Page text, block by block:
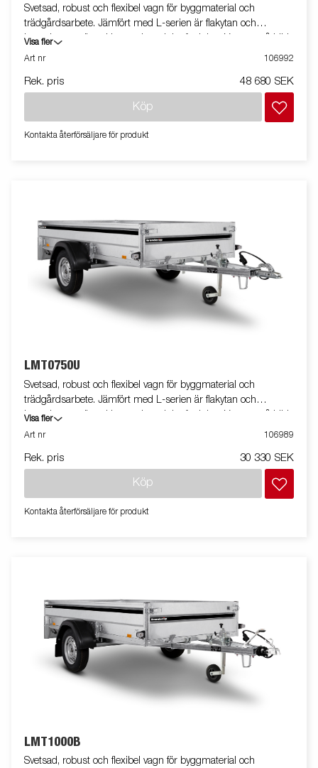
Svetsad, robust och flexibel vagn för byggmaterial och
trädgårdsarbete. Jämfört med L-serien är flakytan och
kapaciteten större. Utrustad med tippfunktion. Vagnen på bilden
kan vara extrautrustad.
Visa fler
Art nr
106992
Rek. pris 48 680 SEK
Köp
Kontakta återförsäljare för produkt
LMT0750U
Svetsad, robust och flexibel vagn för byggmaterial och
trädgårdsarbete. Jämfört med L-serien är flakytan och
kapaciteten större. Utrustad med tippfunktion. Vagnen på bilden
kan vara extrautrustad.
Visa fler
Art nr
106989
Rek. pris 30 330 SEK
Köp
Kontakta återförsäljare för produkt
LMT1000B
Svetsad, robust och flexibel vagn för byggmaterial och